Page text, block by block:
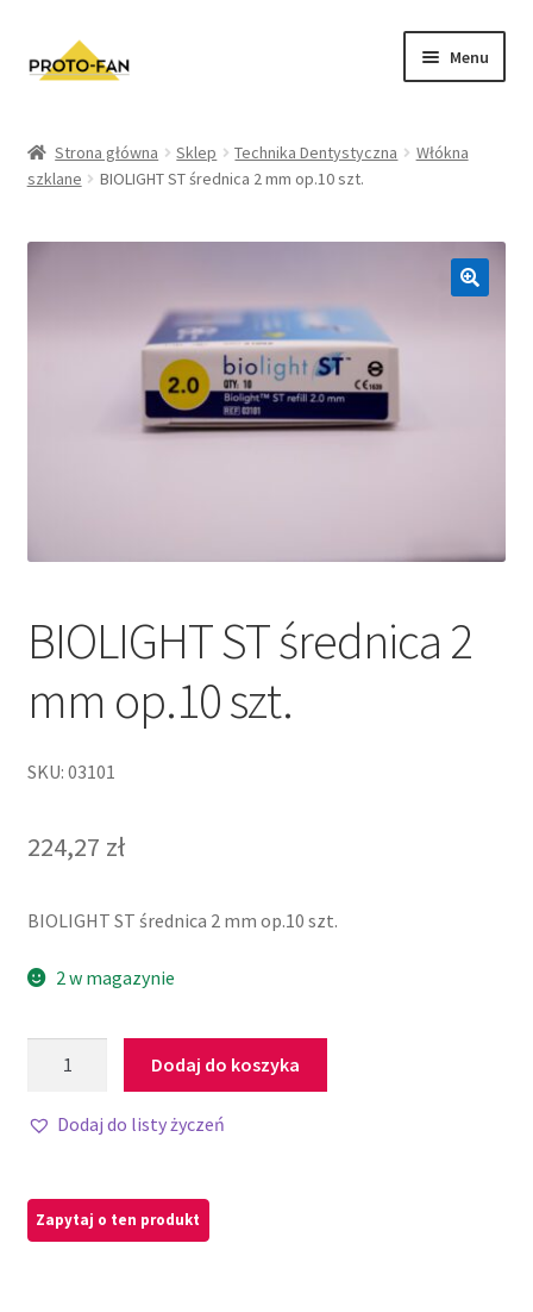
Menu
Kursy Stomatologiczne
O nas
Zwroty i Reklamacje
Regulamin sklepu
Strona główna Sklep Technika Dentystyczna
Włókna
szklane
BIOLIGHT ST średnica 2 mm op.10 szt.
BIOLIGHT ST średnica 2
mm op.10 szt.
SKU: 03101
224,27 zł
BIOLIGHT ST średnica 2 mm op.10 szt.
2 w magazynie
Dodaj do koszyka
Dodaj do listy życzeń